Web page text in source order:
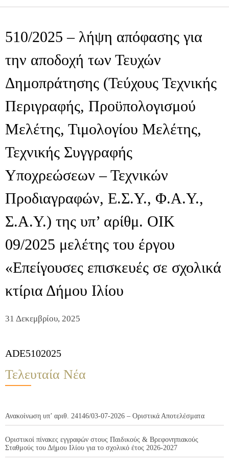
510/2025 – λήψη απόφασης για
την αποδοχή των Τευχών
Δημοπράτησης (Τεύχους Τεχνικής
Περιγραφής, Προϋπολογισμού
Μελέτης, Τιμολογίου Μελέτης,
Τεχνικής Συγγραφής
Υποχρεώσεων – Τεχνικών
Προδιαγραφών, Ε.Σ.Υ., Φ.Α.Υ.,
Σ.Α.Υ.) της υπ’ αρίθμ. ΟΙΚ
09/2025 μελέτης του έργου
«Επείγουσες επισκευές σε σχολικά
κτίρια Δήμου Ιλίου
31 Δεκεμβρίου, 2025
ADE5102025
Τελευταία Νέα
Ανακοίνωση υπ’ αριθ. 24146/03-07-2026 – Οριστικά Αποτελέσματα
Οριστικοί πίνακες εγγραφών στους Παιδικούς & Βρεφονηπιακούς
Σταθμούς του Δήμου Ιλίου για το σχολικό έτος 2026-2027